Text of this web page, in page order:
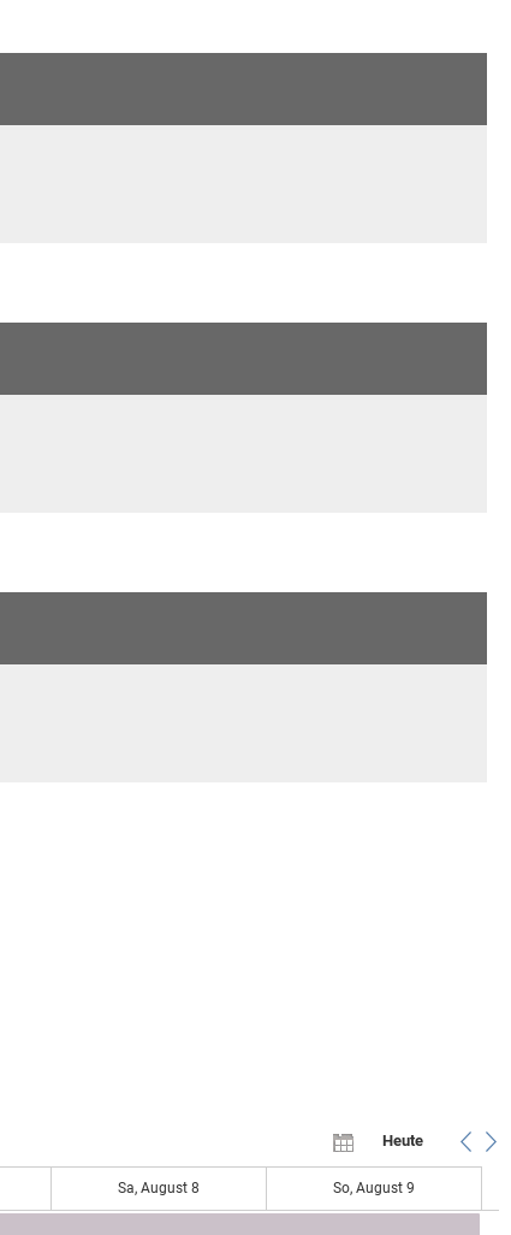
Heute
Sa, August 8 So, August 9